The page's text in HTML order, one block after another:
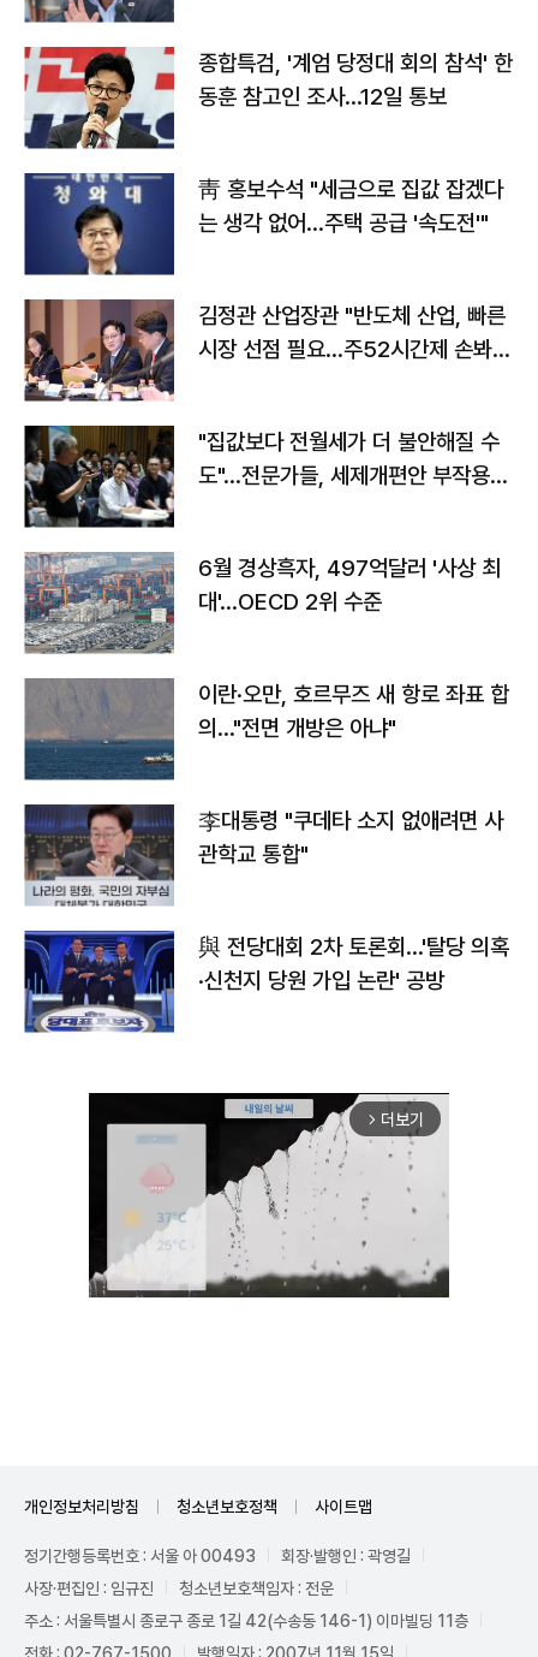
종합특검, '계엄 당정대 회의 참석' 한
동훈 참고인 조사...12일 통보
靑 홍보수석 "세금으로 집값 잡겠다
는 생각 없어…주택 공급 '속도전'"
김정관 산업장관 "반도체 산업, 빠른
시장 선점 필요…주52시간제 손봐
"집값보다 전월세가 더 불안해질 수
도"…전문가들, 세제개편안 부작용
6월 경상흑자, 497억달러 '사상 최
대'…OECD 2위 수준
이란·오만, 호르무즈 새 항로 좌표 합
의…"전면 개방은 아냐"
李대통령 "쿠데타 소지 없애려면 사
관학교 통합"
與 전당대회 2차 토론회…'탈당 의혹
·신천지 당원 가입 논란' 공방
arrow_forward_ios 더보기
개인정보처리방침 청소년보호정책 사이트맵
정기간행등록번호 : 서울 아 00493
회장·발행인 : 곽영길
사장·편집인 : 임규진
청소년보호책임자 : 전운
주소 : 서울특별시 종로구 종로 1길 42(수송동 146-1) 이마빌딩 11층